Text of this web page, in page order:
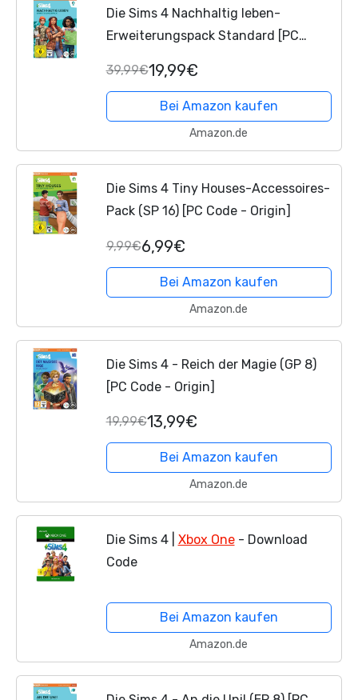
Die Sims 4 Nachhaltig leben-
Erweiterungspack Standard [PC
39,99€19,99€
Bei Amazon kaufen
Amazon.de
Die Sims 4 Tiny Houses-Accessoires-
Pack (SP 16) [PC Code - Origin]
9,99€6,99€
Bei Amazon kaufen
Amazon.de
Die Sims 4 - Reich der Magie (GP 8)
[PC Code - Origin]
19,99€13,99€
Bei Amazon kaufen
Amazon.de
Die Sims 4 | Xbox One- Download
Code
Bei Amazon kaufen
Amazon.de